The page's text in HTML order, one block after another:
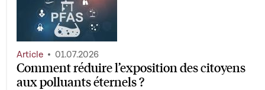
Comment réduire l’exposition des citoyens
aux polluants éternels ?
Article 01.07.2026